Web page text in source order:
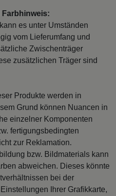
es unter Umständen
vom Lieferumfang und
Zwischenträger
zusätzlichen Träger sind
Produkte werden in
Grund können Nuancen in
einzelner Komponenten
fertigungsbedingten
zur Reklamation.
bzw. Bildmaterials kann
abweichen. Dieses könnte
bei der
Ihrer Grafikkarte,